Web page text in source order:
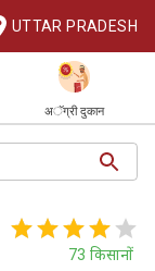
UTTAR PRADESH
अॅग्री दुकान
73 किसानों